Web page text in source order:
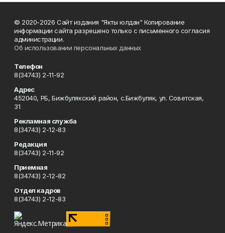
© 2020-2026 Сайт издания "Якты юлдан" Копирование
информации сайта разрешено только с письменного согласия
администрации.
Об использовании персональных данных
Телефон
8(34743) 2-11-92
Адрес
452040, РБ, Бижбулякский район, с.Бижбуляк, ул. Советская,
31
Рекламная служба
8(34743) 2-12-83
Редакция
8(34743) 2-11-92
Приемная
8(34743) 2-12-82
Отдел кадров
8(34743) 2-12-83